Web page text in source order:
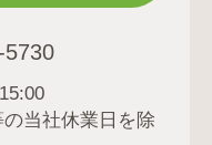
5730
の当社休業日を除